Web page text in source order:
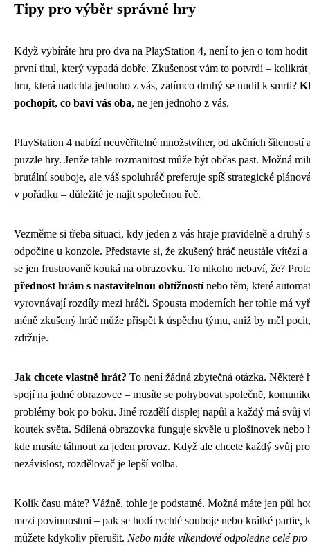
Tipy pro výběr správné hry
Když vybíráte hru pro dva na PlayStation 4, není to jen o tom
první titul, který vypadá dobře. Zkušenost vám to potvrdí –
hru, která nadchla jednoho z vás, zatímco druhý se nudil k smrti?
pochopit, co baví vás oba, ne jen jednoho z vás.
PlayStation 4 nabízí neuvěřitelné množstvíher, od akčních šíleností
puzzle hry. Jenže tahle rozmanitost může být občas past. Možná
brutální souboje, ale váš spoluhráč preferuje spíš strategické
v pořádku – důležité je najít společnou řeč.
Vezměme si třeba situaci, kdy jeden z vás hraje pravidelně a druhý
odpočine u konzole. Představte si, že zkušený hráč neustále vítězí
se jen frustrovaně kouká na obrazovku. To nikoho nebaví, že?
přednost hrám s nastavitelnou obtížnostínebo těm, které
vyrovnávají rozdíly mezi hráči. Spousta moderních her tohle má
méně zkušený hráč může přispět k úspěchu týmu, aniž by měl
zdržuje.
Jak chcete vlastně hrát? To není žádná zbytečná otázka. Některé
spojí na jedné obrazovce – musíte se pohybovat společně,
problémy bok po boku. Jiné rozdělí displej napůl a každý má svůj
koutek světa. Sdílená obrazovka funguje skvěle u plošinovek nebo
kde musíte táhnout za jeden provaz. Když ale chcete každý svůj
nezávislost, rozdělovač je lepší volba.
Kolik času máte? Vážně, tohle je podstatné. Možná máte jen půl
mezi povinnostmi – pak se hodí rychlé souboje nebo krátké partie,
můžete kdykoliv přerušit. Nebo máte víkendové odpoledne celé pro